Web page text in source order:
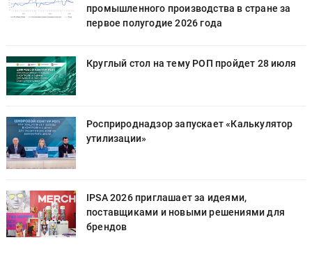
промышленного производства в стране за
первое полугодие 2026 года
Круглый стол на тему РОП пройдет 28 июля
Росприроднадзор запускает «Калькулятор
утилизации»
IPSA 2026 приглашает за идеями,
поставщиками и новыми решениями для
брендов